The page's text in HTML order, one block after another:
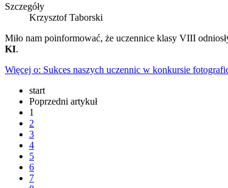
Szczegóły
Krzysztof Taborski
Miło nam poinformować, że uczennice klasy VIII
KI.
Więcej o: Sukces naszych uczennic w konkursie
start
Poprzedni artykuł
1
2
3
4
5
6
7